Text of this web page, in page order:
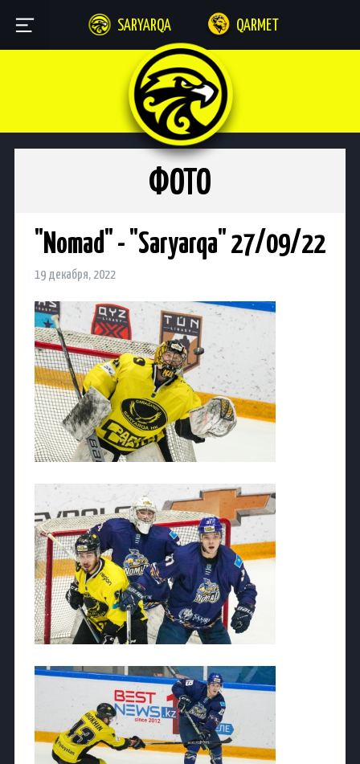
SARYARQA QARMET
ФОТО
"Nomad" - "Saryarqa" 27/09/22
19 декабря, 2022